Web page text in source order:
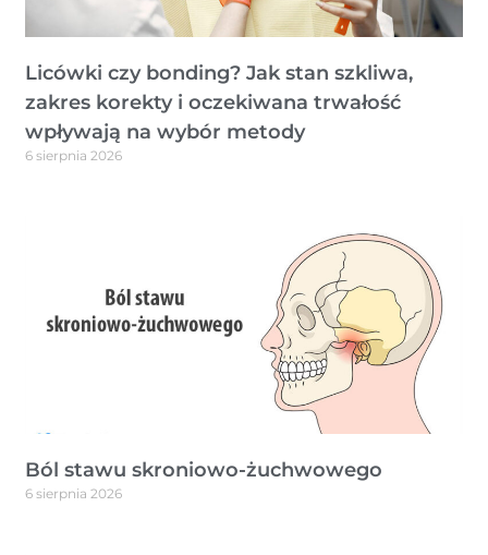
Licówki czy bonding? Jak stan szkliwa,
zakres korekty i oczekiwana trwałość
wpływają na wybór metody
6 sierpnia 2026
Ból stawu skroniowo-żuchwowego
6 sierpnia 2026